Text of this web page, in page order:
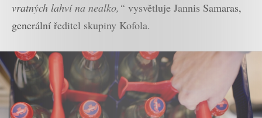
vratných lahví na nealko,“ vysvětluje Jannis Samaras,
generální ředitel skupiny Kofola.